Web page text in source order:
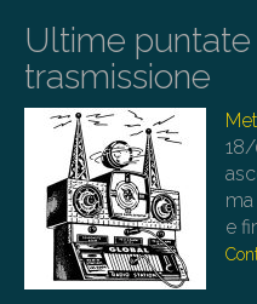
Ultime
trasmissione
e